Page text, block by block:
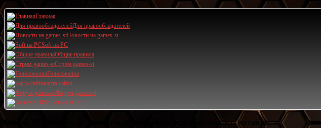
Главная
Для правообладателей
Новости на games-st
Soft на PC
Общие правила
Стрим games-st
Голосовалка
карта сайта
Форум games-st
Games-st RSS
Сейчас 355 гостей и ни одного зарегистрированного пользователя на сайте